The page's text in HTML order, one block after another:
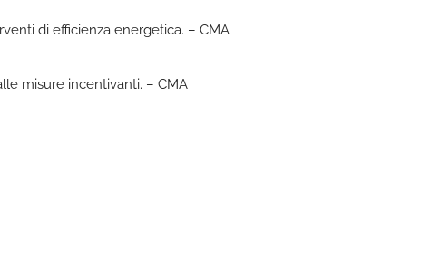
di efficienza energetica. – CMA
misure incentivanti. – CMA